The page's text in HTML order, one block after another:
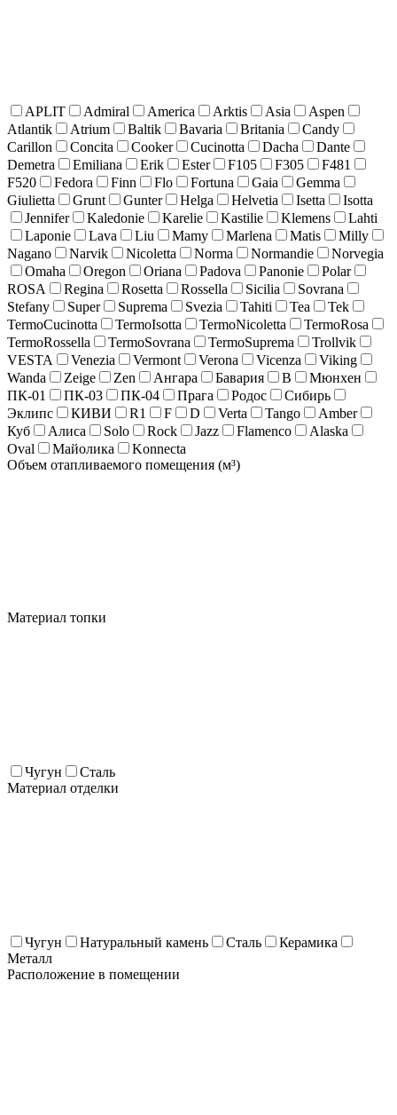
APLIT Admiral America Arktis Asia
Aspen
Atlantik
Atrium Baltik Bavaria Britania
Candy
Carillon
Concita Cooker Cucinotta Dacha
Dante
Demetra
Emiliana Erik Ester F105 F305
F481
F520
Fedora Finn Flo Fortuna Gaia
Gemma
Giulietta
Grunt Gunter Helga Helvetia Isetta
Isotta
Jennifer
Kaledonie Karelie Kastilie Klemens
Lahti
Laponie
Lava Liu Mamy Marlena Matis
Milly
Nagano
Narvik Nicoletta Norma Normandie
Norvegia
Omaha
Oregon Oriana Padova Panonie
Polar
ROSA
Regina Rosetta Rossella Sicilia
Sovrana
Stefany
Super Suprema Svezia Tahiti Tea
Tek
TermoCucinotta
TermoIsotta TermoNicoletta
TermoRosa
TermoRossella
TermoSovrana TermoSuprema
Trollvik
VESTA
Venezia Vermont Verona Vicenza
Viking
Wanda
Zeige Zen Ангара Бавария В
Мюнхен
ПК-01
ПК-03 ПК-04 Прага Родос
Сибирь
Эклипс
КИВИ R1 F D Verta Tango
Amber
Куб
Алиса Solo Rock Jazz Flamenco
Alaska
Oval
Майолика
Konnecta
Объем отапливаемого помещения (м³)
Материал топки
Чугун
Сталь
Материал отделки
Чугун Натуральный камень Сталь
Керамика
Металл
Расположение в помещении